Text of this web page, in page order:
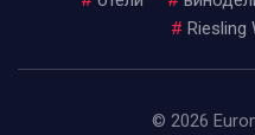
# Riesling
© 2026